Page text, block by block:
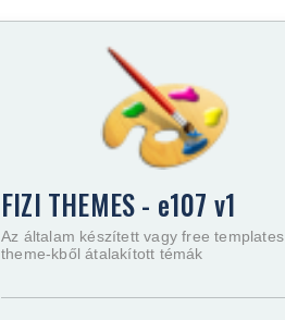
FIZI THEMES - e107 v1
Az általam készített vagy free templates
theme-kből átalakított témák